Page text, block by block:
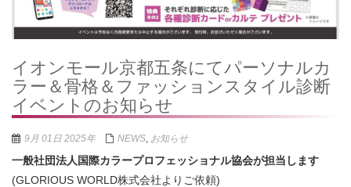
イオンモール京都五条にてパーソナルカ
ラー＆骨格＆ファッションスタイル診断
イベントのお知らせ
9月 01日 2025年 NEWS お知らせ
一般社団法人国際カラープロフェッショナル協会が担当します
(GLORIOUS WORLD株式会社よりご依頼)